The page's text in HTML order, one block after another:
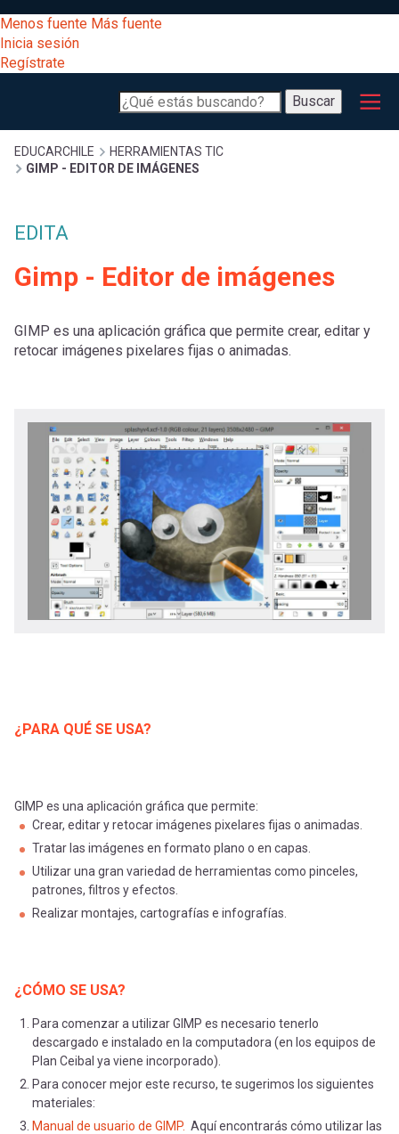
al
contenido
principal
[Educarchile
Escritorio]
entrar
mi
cuenta
Menos fuente Más fuente
Inicia sesión
Regístrate
Buscar
Buscar
Menú
principal
Desarrollo
Expand
Gestión
Comunidad
Exploración
[Educarchile
Mobile]
Menú
entrar
cuenta
Inicia
sesión
Sobrescribir
enlaces
de
ayuda
la
navegación
EDUCARCHILE
HERRAMIENTAS TIC
GIMP - EDITOR DE IMÁGENES
EDITA
Gimp - Editor de imágenes
GIMP es una aplicación gráfica que permite crear, editar y
retocar imágenes pixelares fijas o animadas.
¿PARA QUÉ SE USA?
GIMP es una aplicación gráfica que permite:
Crear, editar y retocar imágenes pixelares fijas o animadas.
Tratar las imágenes en formato plano o en capas.
Utilizar una gran variedad de herramientas como pinceles,
patrones, filtros y efectos.
Realizar montajes, cartografías e infografías.
¿CÓMO SE USA?
Para comenzar a utilizar GIMP es necesario tenerlo
descargado e instalado en la computadora (en los equipos de
Plan Ceibal ya viene incorporado).
Para conocer mejor este recurso, te sugerimos los siguientes
materiales:
Manual de usuario de GIMP. Aquí encontrarás cómo utilizar las
Inicia sesión.